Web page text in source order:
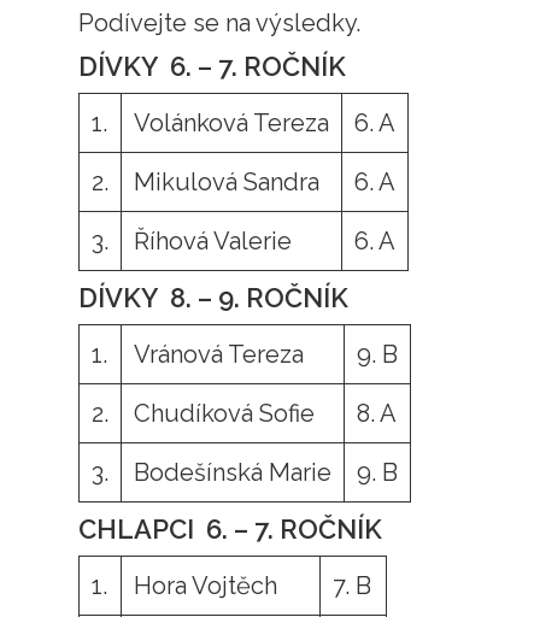
Podívejte se na výsledky.
DÍVKY 6. – 7. ROČNÍK
1. Volánková Tereza 6. A
2. Mikulová Sandra 6. A
3. Říhová Valerie 6. A
DÍVKY 8. – 9. ROČNÍK
1. Vránová Tereza 9. B
2. Chudíková Sofie 8. A
3. Bodešínská Marie 9. B
CHLAPCI 6. – 7. ROČNÍK
1. Hora Vojtěch 7. B